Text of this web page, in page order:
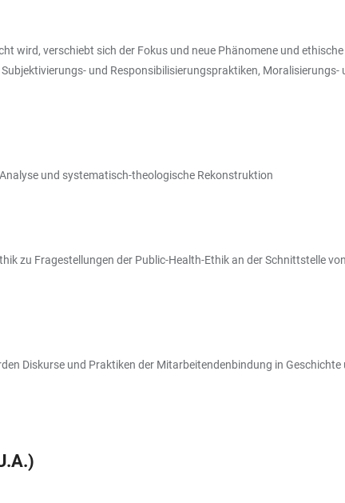
wird, verschiebt sich der Fokus und neue Phänomene und
und Responsibilisierungspraktiken,
und systematisch-theologische Rekonstruktion
zu Fragestellungen der Public-Health-Ethik an der Schnittstelle
Diskurse und Praktiken der Mitarbeitendenbindung in